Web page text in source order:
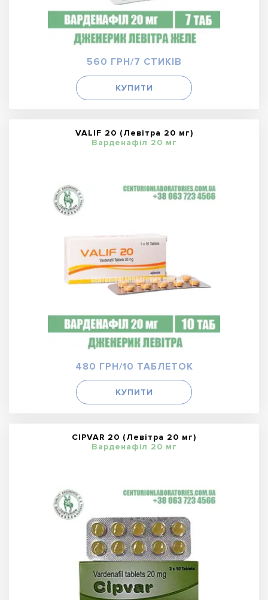
560 ГРН/7 СТИКІВ
КУПИТИ
VALIF 20 (Левітра 20 мг)
Варденафіл 20 мг
480 ГРН/10 ТАБЛЕТОК
КУПИТИ
CIPVAR 20 (Левітра 20 мг)
Варденафіл 20 мг